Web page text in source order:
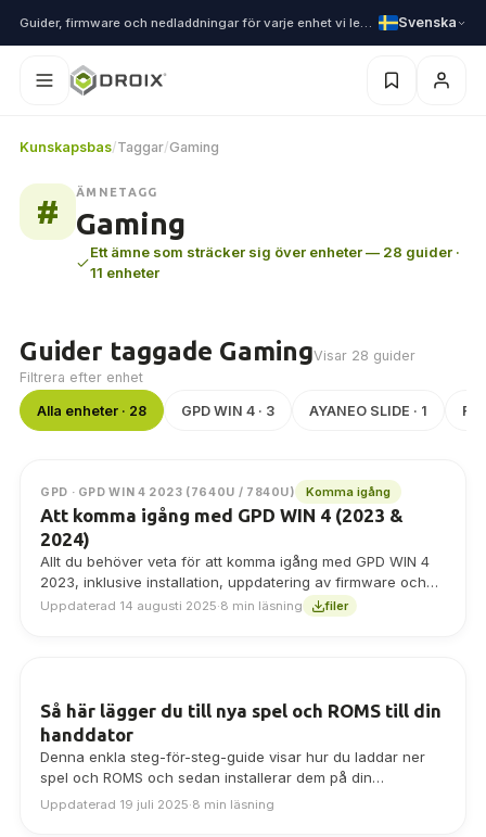
Svenska
Kunskapsbas/Taggar/Gaming
#
ÄMNETAGG
Gaming
Ett ämne som sträcker sig över enheter — 28 guider ·
11 enheter
Guider taggade GamingVisar 28 guider
Filtrera efter enhet
Alla enheter · 28 GPD WIN 4 · 3 AYANEO SLIDE · 1
GPD · GPD WIN 4 2023 (7640U / 7840U) Komma igång
Att komma igång med GPD WIN 4 (2023 &
2024)
Allt du behöver veta för att komma igång med GPD WIN 4
2023, inklusive installation, uppdatering av firmware och
drivrutiner.
Uppdaterad 14 augusti 2025·8 min läsning filer
Så här lägger du till nya spel och ROMS till din
handdator
Denna enkla steg-för-steg-guide visar hur du laddar ner
spel och ROMS och sedan installerar dem på din
handdator, redo att spelas.
Uppdaterad 19 juli 2025·8 min läsning